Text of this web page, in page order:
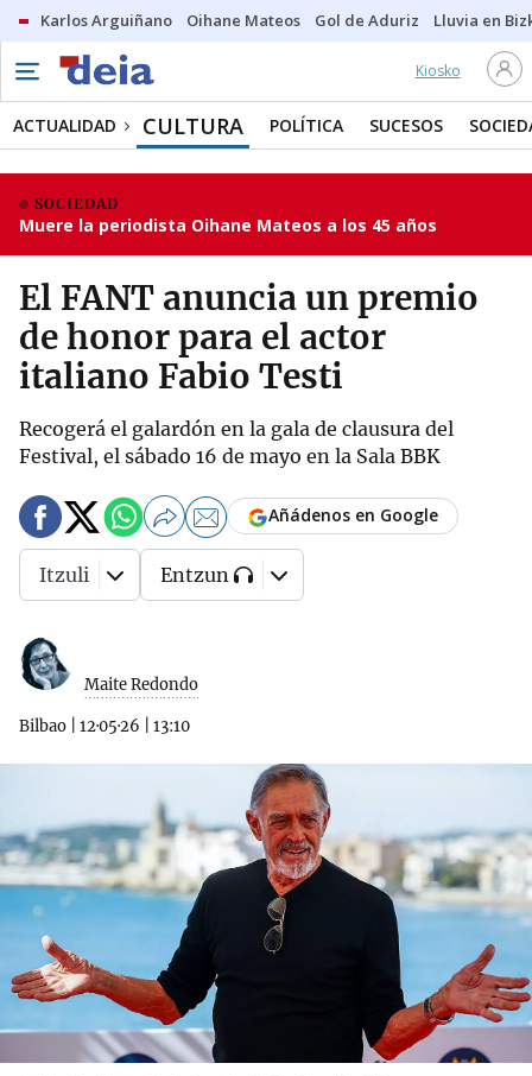
Karlos Arguiñano Oihane Mateos Gol de Aduriz Lluvia en
Kiosko
ACTUALIDAD CULTURA POLÍTICA SUCESOS
SOCIEDAD
Muere la periodista Oihane Mateos a los 45 años
El FANT anuncia un premio
de honor para el actor
italiano Fabio Testi
Recogerá el galardón en la gala de clausura del
Festival, el sábado 16 de mayo en la Sala BBK
Maite Redondo
Bilbao 12·05·26 13:10
Añádenos en Google
Itzuli Entzun